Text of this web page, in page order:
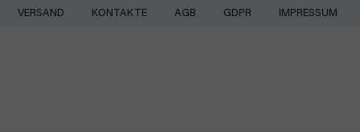
Zum
VERSAND KONTAKTE AGB GDPR IMPRESSUM